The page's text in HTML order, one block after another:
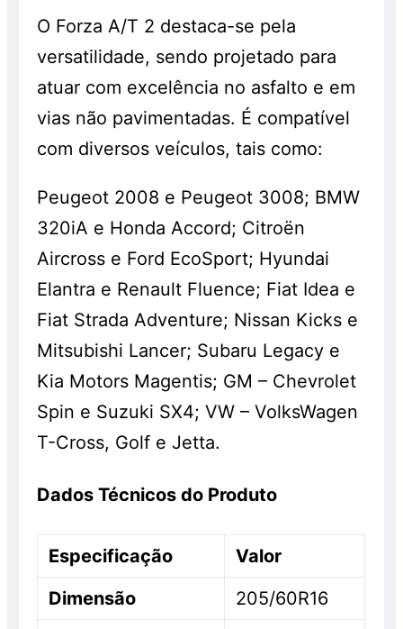
O Forza A/T 2 destaca-se pela
versatilidade, sendo projetado para
atuar com excelência no asfalto e em
vias não pavimentadas. É compatível
com diversos veículos, tais como:
Peugeot 2008 e Peugeot 3008; BMW
320iA e Honda Accord; Citroën
Aircross e Ford EcoSport; Hyundai
Elantra e Renault Fluence; Fiat Idea e
Fiat Strada Adventure; Nissan Kicks e
Mitsubishi Lancer; Subaru Legacy e
Kia Motors Magentis; GM – Chevrolet
Spin e Suzuki SX4; VW – VolksWagen
T-Cross, Golf e Jetta.
Dados Técnicos do Produto
Especificação
Valor
Dimensão
205/60R16